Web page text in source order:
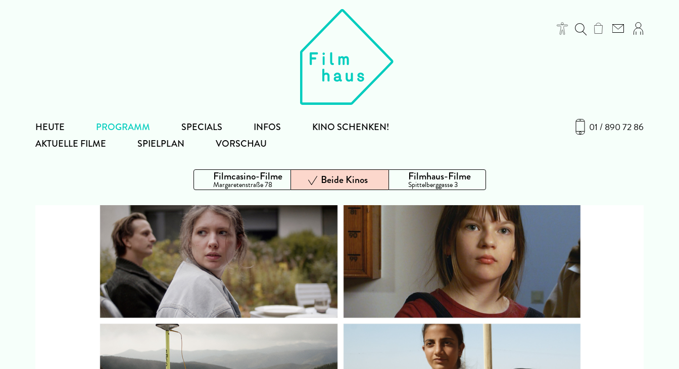
01 / 890 72 86
HEUTE
PROGRAMM
AKTUELLE FILME
SPIELPLAN VORSCHAU
SPECIALS INFOS KINO SCHENKEN!
Filmcasino-Filme
Margaretenstraße 78 Beide Kinos Filmhaus-Filme
Spittelberggasse 3